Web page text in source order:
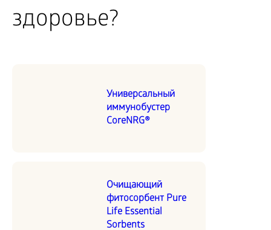
здоровье?
Универсальный
иммунобустер
CoreNRG®
Очищающий
фитосорбент Pure
Life Essential
Sorbents